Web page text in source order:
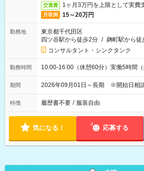
交通費 1ヶ月3万円を上限として実費
月収例 15～20万円
勤務地
東京都千代田区
四ツ谷駅から徒歩2分 / 麹町駅から徒
コンサルタント・シンクタンク
勤務時間 10:00-16:00（休憩60分）実働5時間（
期間 2026年09月01日～長期 ※開始日相
特徴 履歴書不要 / 服装自由
気になる！ 応募する